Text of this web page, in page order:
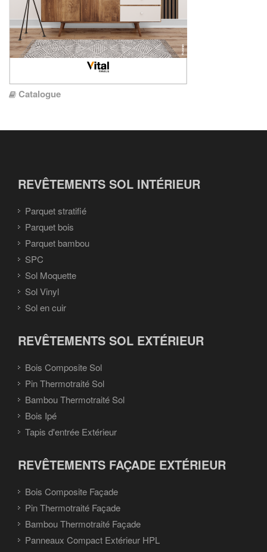
Catalogue
REVÊTEMENTS SOL INTÉRIEUR
Parquet stratifié
Parquet bois
Parquet bambou
SPC
Sol Moquette
Sol Vinyl
Sol en cuir
REVÊTEMENTS SOL EXTÉRIEUR
Bois Composite Sol
Pin Thermotraité Sol
Bambou Thermotraité Sol
Bois Ipé
Tapis d'entrée Extérieur
REVÊTEMENTS FAÇADE EXTÉRIEUR
Bois Composite Façade
Pin Thermotraité Façade
Bambou Thermotraité Façade
Panneaux Compact Extérieur HPL